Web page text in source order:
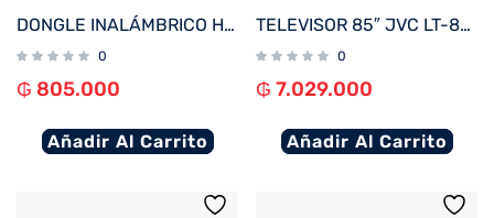
DONGLE INALÁMBRICO HDMI QCAST MIRROR QP30
0
₲ 805.000
Añadir Al Carrito
TELEVISOR 85″ JVC LT-85NQ7165U 4K UHD/QLED/ OPT/DIG/BLUETOOTH/3HDMI/2USB/RED/WHALE BORDE I
0
₲ 7.029.000
Añadir Al Carrito